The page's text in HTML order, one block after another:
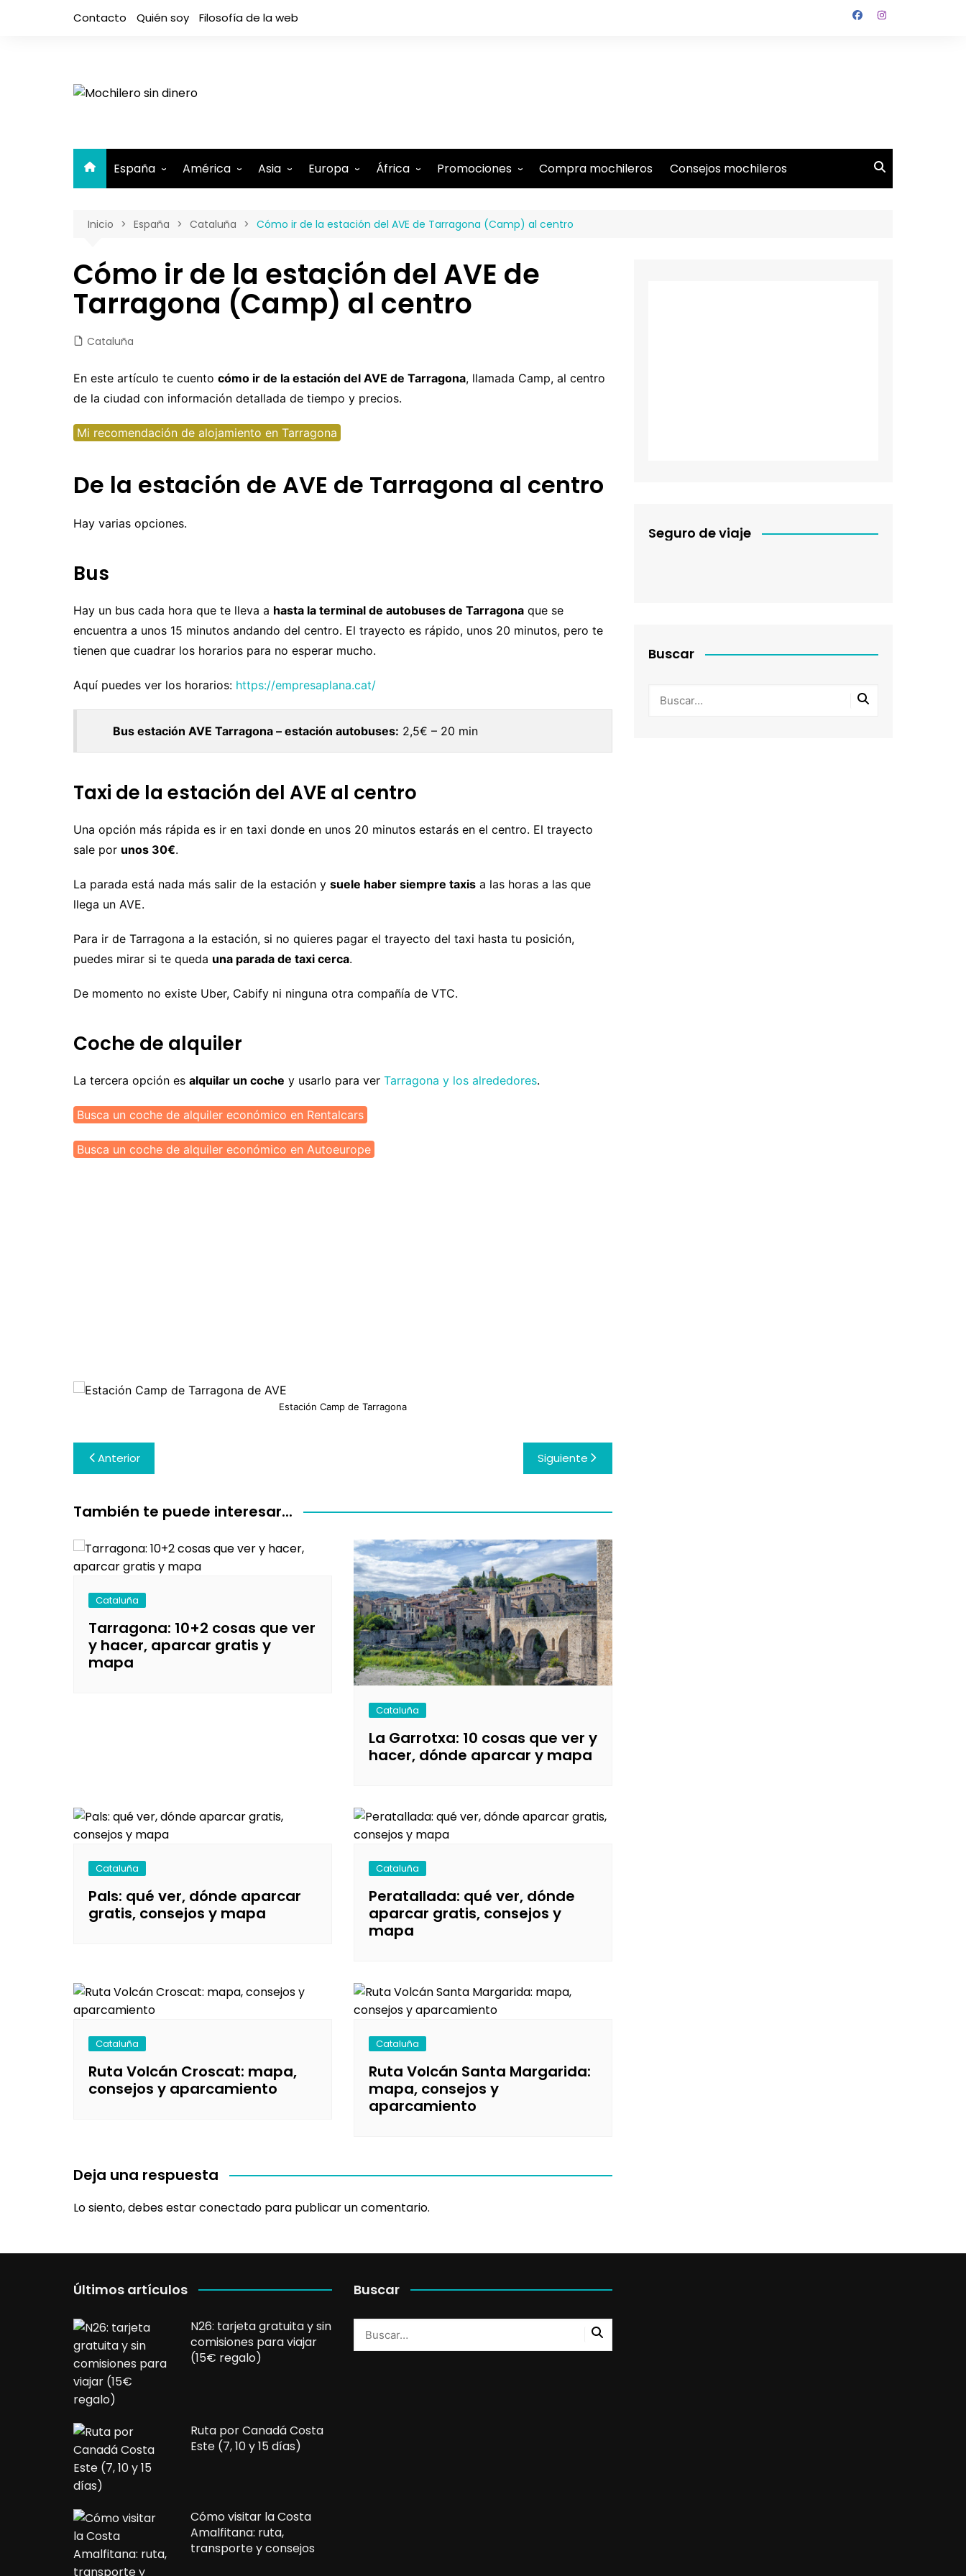
Contacto Quién soy Filosofía de la web
España
Aragón
Canarias
El Hierro
Lanzarote
Gran Canaria
La Palma
Tenerife
Cantabria
Castilla y León
Castilla-La Mancha
Cataluña
Comunidad Valenciana
Galicia
América
Belice
Brasil
Canadá
Colombia
Costa Rica
Cuba
EEUU
Perú
Uruguay
Asia
Filipinas
Indonesia
Israel y Palestina
Jordania
Laos
Malasia
Myanmar
Vietnam
Europa
Alemania
Bélgica
Budapest
Dinamarca
Escocia
Eslovenia
Finlandia
Malta
Noruega
Portugal
Reino Unido
África
Etiopía
Marruecos
Mauricio
Tanzania
Promociones
Tarjeta Revolut gratis
Descuentos en Booking
-15% Alquiler de coches
-5% Seguro Intermundial
Compra mochileros Consejos mochileros
Inicio España Cataluña Cómo ir de la estación del AVE de Tarragona (Camp) al centro
Cómo ir de la estación del AVE de
Tarragona (Camp) al centro
Cataluña
En este artículo te cuento cómo ir de la estación del AVE de Tarragona, llamada Camp, al centro
de la ciudad con información detallada de tiempo y precios.
Mi recomendación de alojamiento en Tarragona
De la estación de AVE de Tarragona al centro
Hay varias opciones.
Bus
Hay un bus cada hora que te lleva a hasta la terminal de autobuses de Tarragona que se
encuentra a unos 15 minutos andando del centro. El trayecto es rápido, unos 20 minutos, pero te
tienen que cuadrar los horarios para no esperar mucho.
Aquí puedes ver los horarios: https://empresaplana.cat/
Bus estación AVE Tarragona – estación autobuses: 2,5€ – 20 min
Taxi de la estación del AVE al centro
Una opción más rápida es ir en taxi donde en unos 20 minutos estarás en el centro. El trayecto
sale por unos 30€.
La parada está nada más salir de la estación y suele haber siempre taxis a las horas a las que
llega un AVE.
Para ir de Tarragona a la estación, si no quieres pagar el trayecto del taxi hasta tu posición,
puedes mirar si te queda una parada de taxi cerca.
De momento no existe Uber, Cabify ni ninguna otra compañía de VTC.
Coche de alquiler
La tercera opción es alquilar un coche y usarlo para ver Tarragona y los alrededores.
Busca un coche de alquiler económico en Rentalcars
Busca un coche de alquiler económico en Autoeurope
Estación Camp de Tarragona
Navegación
de
entradas
Anterior Siguiente
También te puede interesar...
Cataluña
Tarragona: 10+2 cosas que ver
y hacer, aparcar gratis y
mapa
Cataluña
La Garrotxa: 10 cosas que ver y
hacer, dónde aparcar y mapa
Cataluña
Pals: qué ver, dónde aparcar
gratis, consejos y mapa
Cataluña
Peratallada: qué ver, dónde
aparcar gratis, consejos y
mapa
Cataluña
Ruta Volcán Croscat: mapa,
consejos y aparcamiento
Cataluña
Ruta Volcán Santa Margarida:
mapa, consejos y
aparcamiento
Deja una respuesta
Lo siento, debes estarconectado para publicar un comentario.
Seguro de viaje
Buscar
Últimos artículos
N26: tarjeta gratuita y sin
comisiones para viajar
(15€ regalo)
Ruta por Canadá Costa
Este (7, 10 y 15 días)
Cómo visitar la Costa
Amalfitana: ruta,
transporte y consejos
Buscar